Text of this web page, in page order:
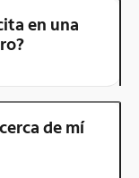
en una
de mí